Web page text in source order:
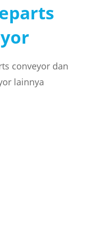
conveyor dan
lainnya